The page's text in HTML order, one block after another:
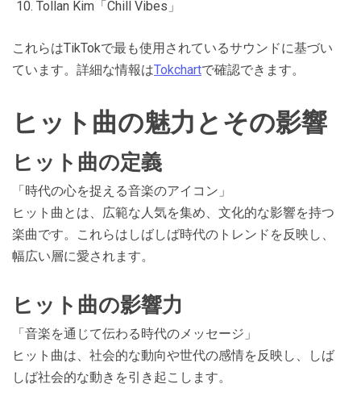
Tollan Kim「Chill Vibes」
これらはTikTokで最も使用されているサウンドに基づい
ています。詳細な情報はTokchartで確認できます​​。
ヒット曲の魅力とその影響
ヒット曲の定義
「時代の心を捉える音楽のアイコン」
ヒット曲とは、広範な人気を集め、文化的な影響を持つ
楽曲です。これらはしばしば時代のトレンドを反映し、
幅広い層に愛されます。
ヒット曲の影響力
「音楽を通じて伝わる時代のメッセージ」
ヒット曲は、社会的な動向や世代の感情を反映し、しば
しば社会的な動きを引き起こします。